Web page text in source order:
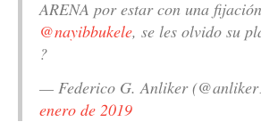
ARENA por estar con una
@nayibbukele, se les olvido su
?
— Federico G. Anliker
enero de 2019